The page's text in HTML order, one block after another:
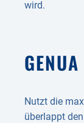
wird.
Nutzt die
überlappt